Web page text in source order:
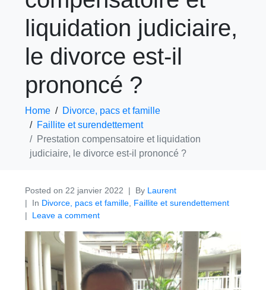
liquidation judiciaire,
le divorce est-il
prononcé ?
Home
Divorce, pacs et famille
Faillite et surendettement
Prestation compensatoire et liquidation
judiciaire, le divorce est-il prononcé ?
Posted on 22 janvier 2022 By Laurent
In Divorce, pacs et famille Faillite et surendettement
Leave a comment